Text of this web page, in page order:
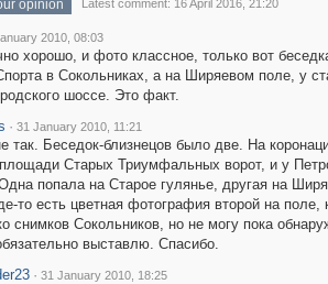
opinion Latest comment: 16 April 2016, 21:20
2010, 08:03
хорошо, и фото классное, только вот
в Сокольниках, а на Ширяевом поле, у
шоссе. Это факт.
· 31 January 2010, 11:21
так. Беседок-близнецов было две. На
Старых Триумфальных ворот, и у
попала на Старое гулянье, другая на
то есть цветная фотография второй на поле,
снимков Сокольников, но не могу пока
выставлю. Спасибо.
· 31 January 2010, 18:25